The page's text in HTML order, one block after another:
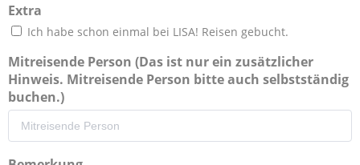
Extra
Ich habe schon einmal bei LISA! Reisen gebucht.
Mitreisende Person (Das ist nur ein zusätzlicher
Hinweis. Mitreisende Person bitte auch selbstständig
buchen.)